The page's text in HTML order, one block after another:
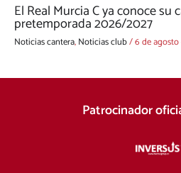
El Real Murcia C ya conoce su
pretemporada 2026/2027
Noticias cantera,Noticias club/6 de
Patrocinador